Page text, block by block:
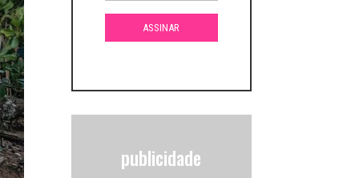
publicidade